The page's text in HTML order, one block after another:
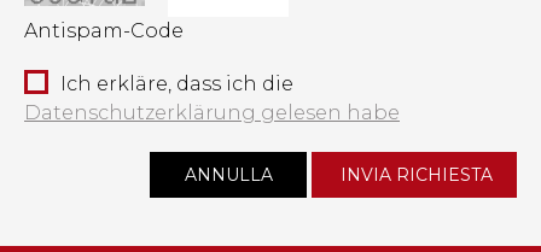
Antispam-Code
Ich erkläre, dass ich die
Datenschutzerklärung gelesen habe